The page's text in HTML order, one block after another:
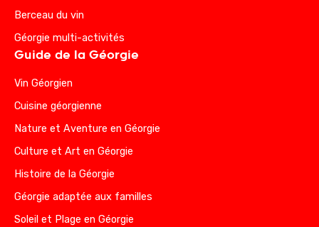
Berceau du vin
Géorgie multi-activités
Guide de la Géorgie
Vin Géorgien
Cuisine géorgienne
Nature et Aventure en Géorgie
Culture et Art en Géorgie
Histoire de la Géorgie
Géorgie adaptée aux familles
Soleil et Plage en Géorgie